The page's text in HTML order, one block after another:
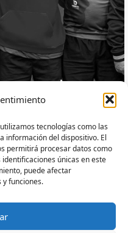
tecnologías como las
información del dispositivo. El
permitirá procesar datos como
únicas en este
puede afectar
funciones.
preparación técnica,